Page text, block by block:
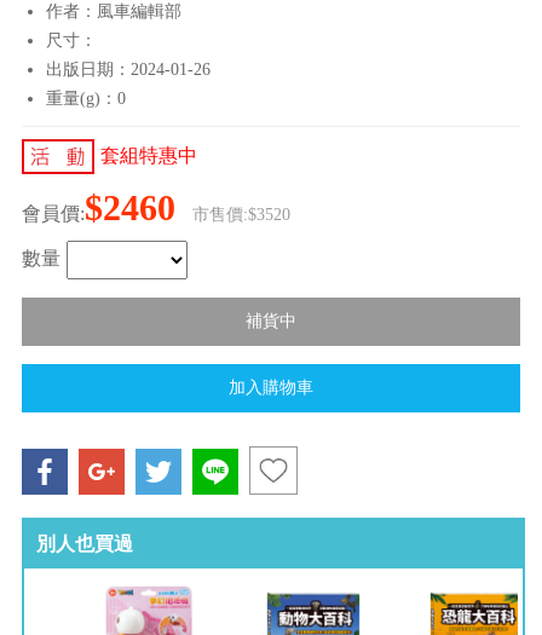
作者：風車編輯部
尺寸：
出版日期：2024-01-26
重量(g)：0
套組特惠中
會員價:$2460 市售價:$3520
數量
別人也買過